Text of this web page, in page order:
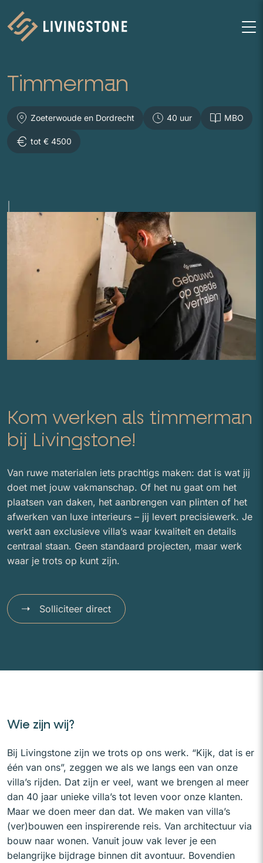
Homepage
Timmerman
Zoeterwoude en Dordrecht 40 uur MBO
tot € 4500
Kom werken als timmerman
bij Livingstone!
Van ruwe materialen iets prachtigs maken: dat is wat jij
doet met jouw vakmanschap. Of het nu gaat om het
plaatsen van daken, het aanbrengen van plinten of het
afwerken van luxe interieurs – jij levert precisiewerk. Je
werkt aan exclusieve villa’s waar kwaliteit en details
centraal staan. Geen standaard projecten, maar werk
waar je trots op kunt zijn.
Solliciteer direct
Wie zijn wij?
Bij Livingstone zijn we trots op ons werk. “Kijk, dat is er
één van ons”, zeggen we als we langs een van onze
villa’s rijden. Dat zijn er veel, want we brengen al meer
dan 40 jaar unieke villa’s tot leven voor onze klanten.
Maar we doen meer dan dat. We maken van villa’s
(ver)bouwen een inspirerende reis. Van architectuur via
bouw naar wonen. Vanuit jouw vak lever je een
belangrijke bijdrage binnen dit avontuur. Bovendien